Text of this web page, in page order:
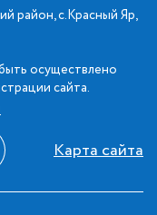
район, с.Красный Яр,
осуществлено
сайта.
Карта сайта